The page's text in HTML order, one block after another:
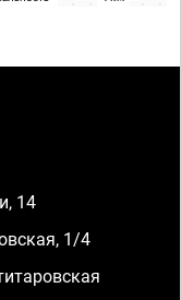
14
1/4